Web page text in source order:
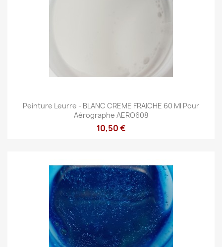
Peinture Leurre - BLANC CREME FRAICHE 60 Ml Pour
Aérographe AERO608
10,50 €